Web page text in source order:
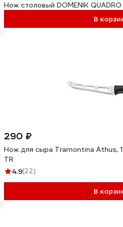
Нож столовый DOMENIK QUADRO
В
290 ₽
Нож для сыра Tramontina Athus,
TR
4.9(22)
В